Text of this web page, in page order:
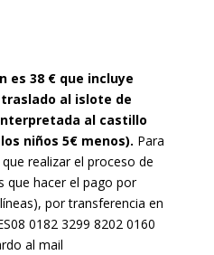
es 38 € que incluye
al islote de
al castillo
niños 5€ menos). Para
realizar el proceso de
que hacer el pago por
por transferencia en
0182 3299 8202 0160
al mail